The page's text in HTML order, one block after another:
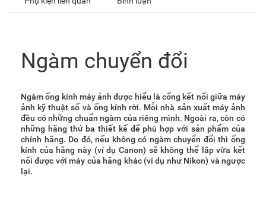
Ngàm chuyển đổi
Ngàm ống kính máy ảnh được hiểu là cổng kết nối giữa máy
ảnh kỹ thuật số và ống kính rời. Mỗi nhà sản xuất máy ảnh
đều có những chuẩn ngàm của riêng mình. Ngoài ra, còn có
những hãng thứ ba thiết kế để phù hợp với sản phẩm của
chính hãng. Do đó, nếu không có ngàm chuyển đổi thì ống
kính của hãng này (ví dụ Canon) sẽ không thể lắp vừa kết
nối được với máy của hãng khác (ví dụ như Nikon) và ngược
lại.